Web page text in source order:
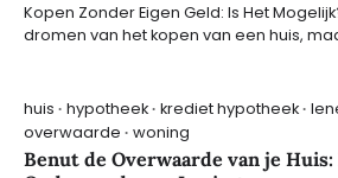
Kopen Zonder Eigen Geld: Is Het
dromen van het kopen van een huis,
huis hypotheek krediet hypotheek
overwaarde woning
Benut de Overwaarde van je